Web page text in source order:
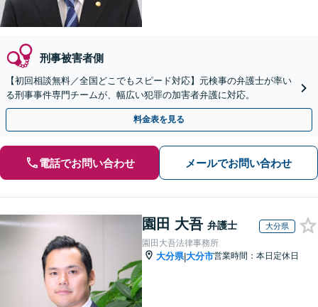
刑事被害者側
【初回相談無料／全国どこでもスピード対応】元検事の弁護士が率い
る刑事事件専門チームが、幅広い犯罪の加害者弁護に対応。
料金表を見る
電話でお問い合わせ メールでお問い合わせ
園田 大吾 弁護士 大分県
園田大吾法律事務所
大分県|大分市営業時間：本日定休日